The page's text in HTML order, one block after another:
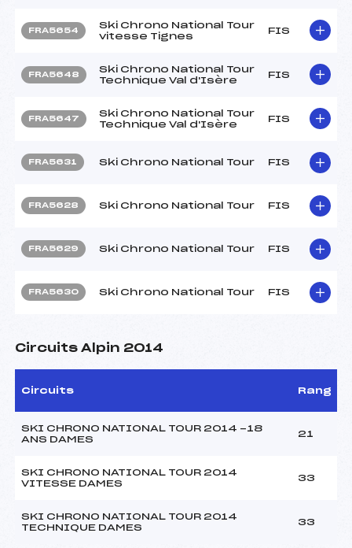
FRA5654
Ski Chrono National Tour
vitesse Tignes
FIS
FRA5648
Ski Chrono National Tour
Technique Val d'Isère
FIS
FRA5647
Ski Chrono National Tour
Technique Val d'Isère
FIS
FRA5631 Ski Chrono National Tour FIS
FRA5628 Ski Chrono National Tour FIS
FRA5629 Ski Chrono National Tour FIS
FRA5630 Ski Chrono National Tour FIS
Circuits Alpin 2014
Circuits Rang
SKI CHRONO NATIONAL TOUR 2014 -18
ANS DAMES
21
SKI CHRONO NATIONAL TOUR 2014
VITESSE DAMES
33
SKI CHRONO NATIONAL TOUR 2014
TECHNIQUE DAMES
33